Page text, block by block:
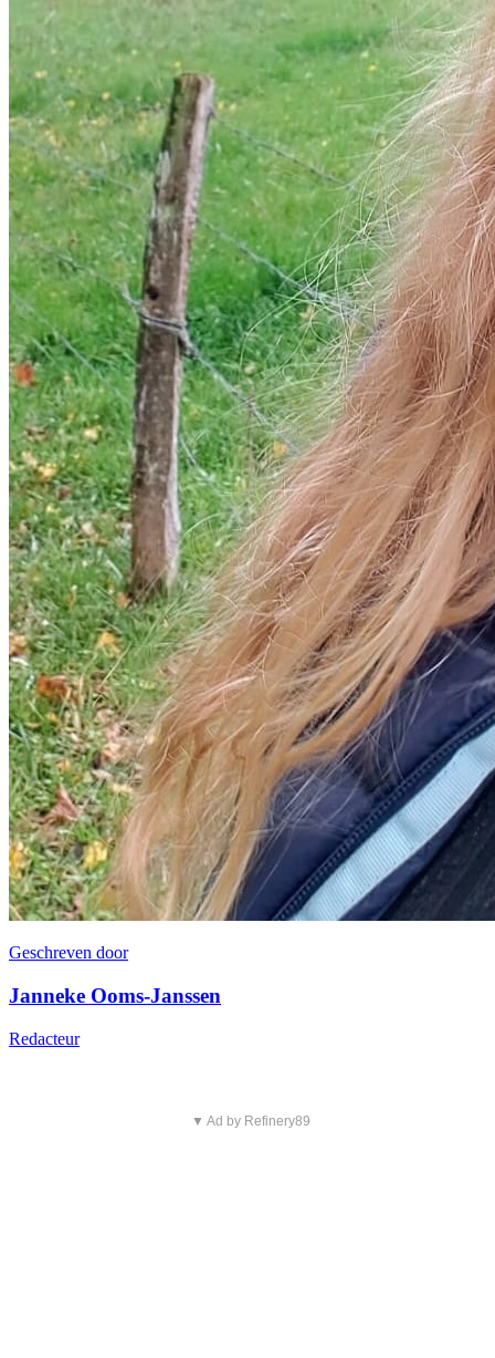
Geschreven door
Janneke Ooms-Janssen
Redacteur
▼ Ad by Refinery89